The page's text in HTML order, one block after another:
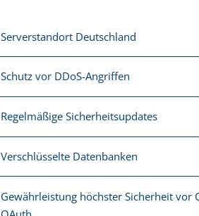
Serverstandort Deutschland
Schutz vor DDoS-Angriffen
Regelmäßige Sicherheitsupdates
Verschlüsselte Datenbanken
Gewährleistung höchster Sicherheit